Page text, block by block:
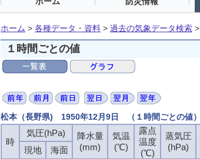
ホーム > 各種データ・資料 > 過去の気象データ検索 >
１時間ごとの値
松本（長野県) 1950年12月9日 （１時間ごとの値）
時
気圧(hPa)
降水量
(mm)
気温
(℃)
露点
温度
(℃)
蒸気圧
(hPa)
現地 海面